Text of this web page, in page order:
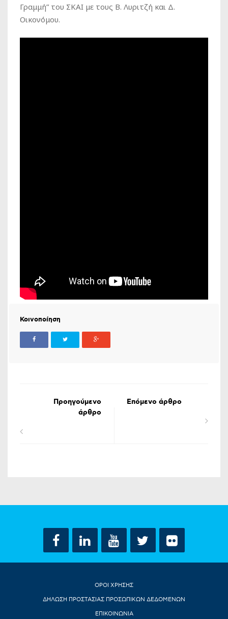
Γραμμή” του ΣΚΑΙ με τους Β. Λυριτζή και Δ.
Οικονόμου.
Κοινοποίηση
Προηγούμενο
άρθρο
Επόμενο άρθρο
ΟΡΟΙ ΧΡΗΣΗΣ
ΔΗΛΩΣΗ ΠΡΟΣΤΑΣΙΑΣ ΠΡΟΣΩΠΙΚΩΝ ΔΕΔΟΜΕΝΩΝ
ΕΠΙΚΟΙΝΩΝΙΑ